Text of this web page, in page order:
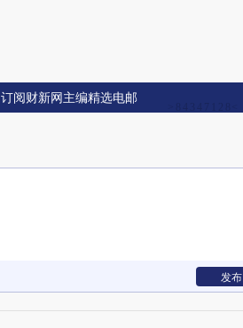
订阅财新网主编精选电邮
发布